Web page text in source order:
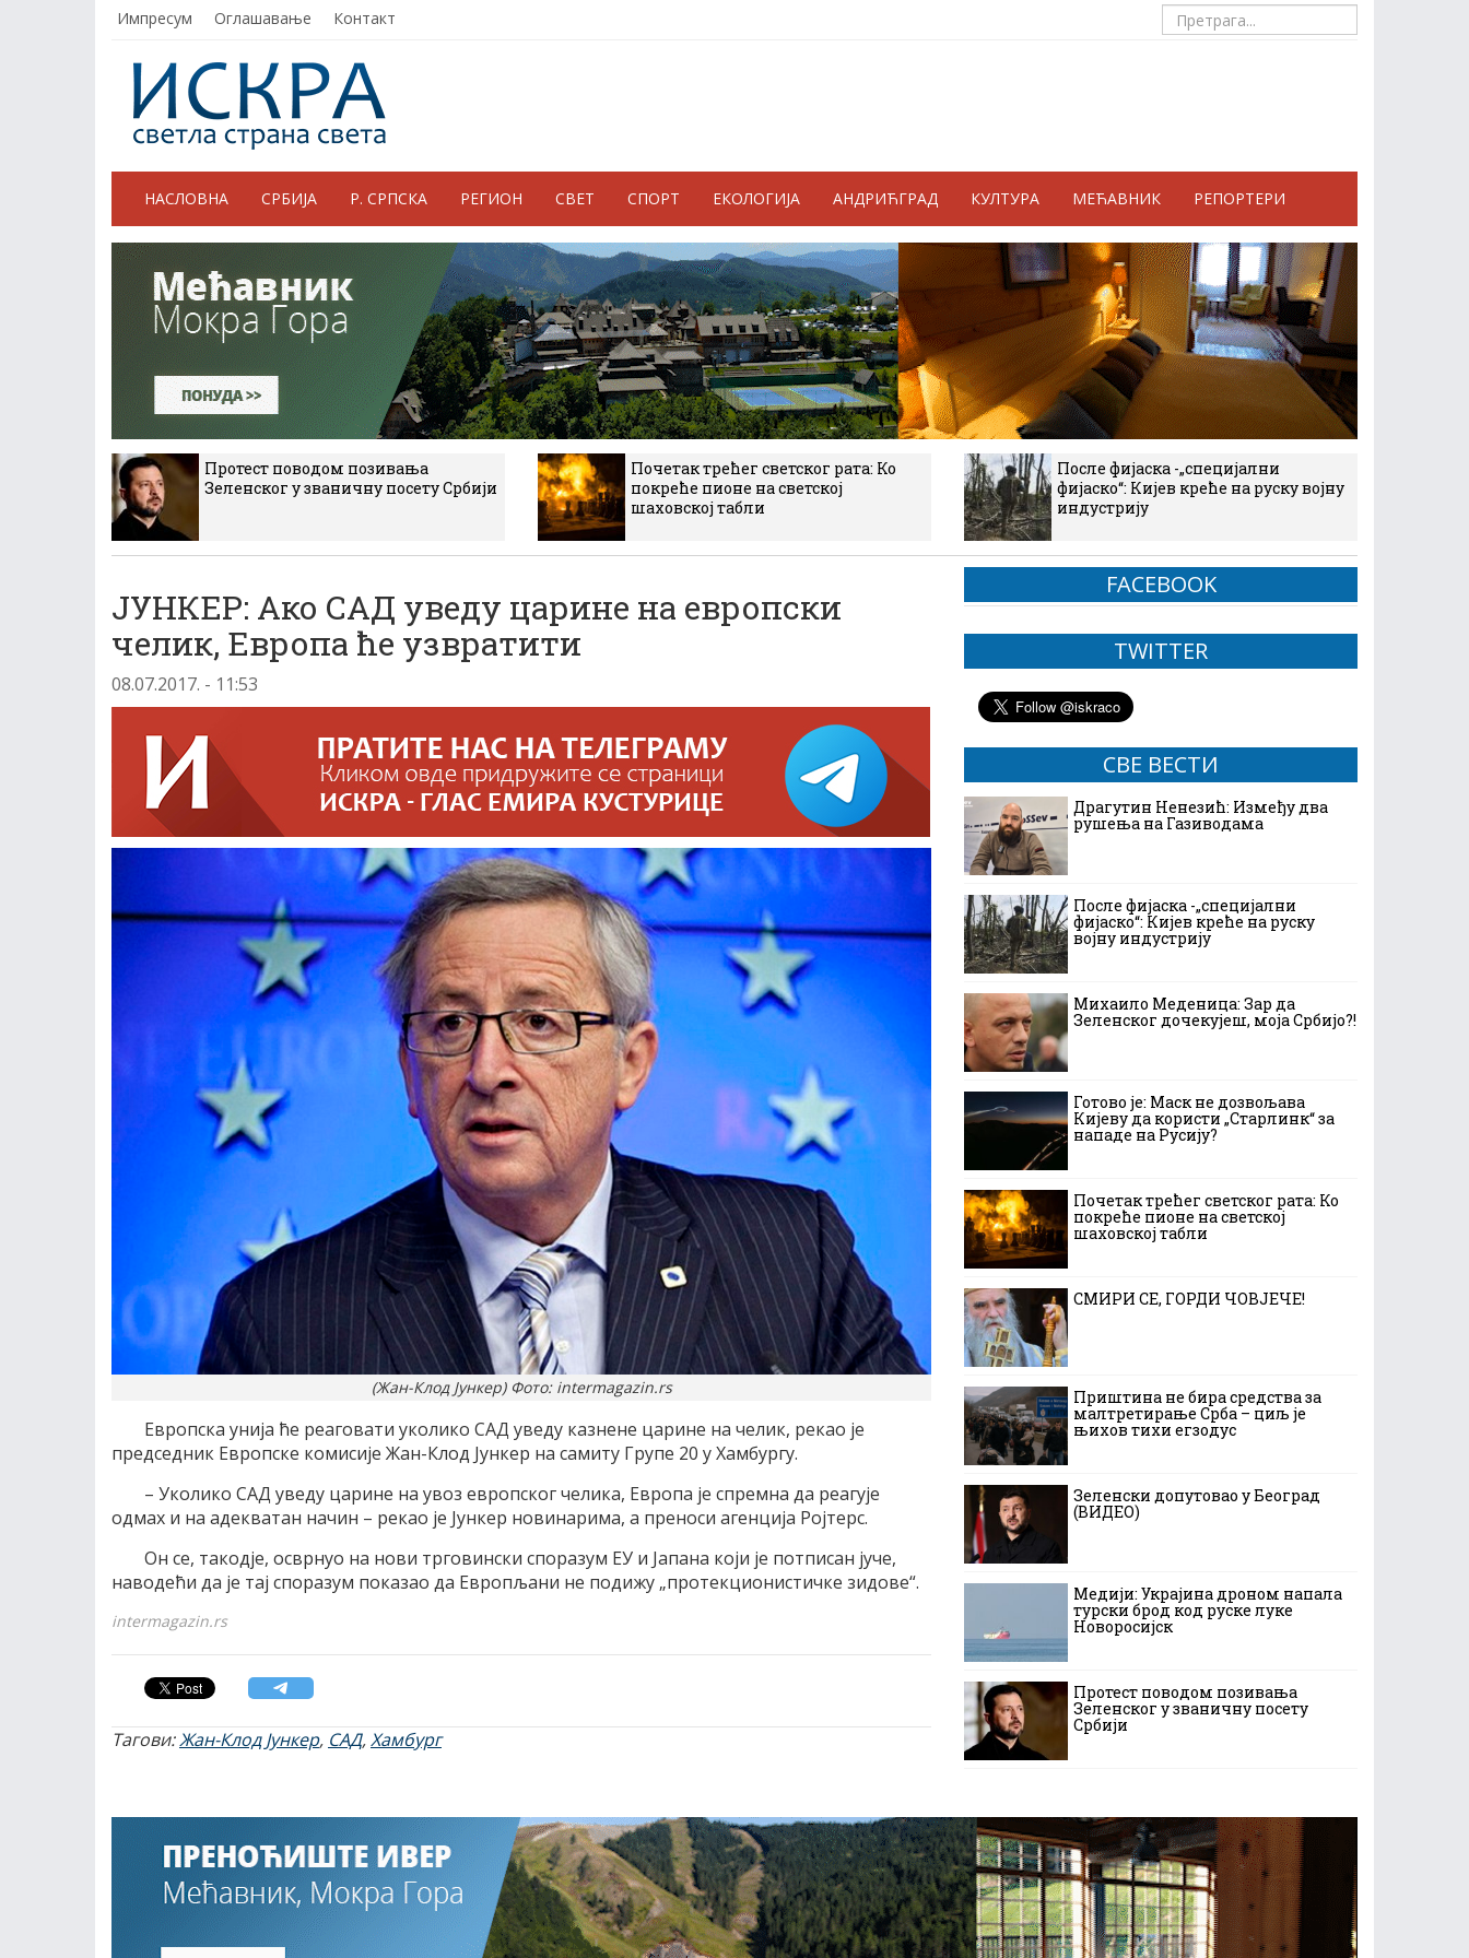
Импресум Оглашавање Контакт
НАСЛОВНА СРБИЈА Р. СРПСКА РЕГИОН СВЕТ СПОРТ ЕКОЛОГИЈА АНДРИЋГРАД КУЛТУРА МЕЋАВНИК РЕПОРТЕРИ
Протест поводом позивања
Зеленског у званичну посету Србији
Почетак трећег светског рата: Ко
покреће пионе на светској
шаховској табли
После фијаска -„специјални
фијаско“: Кијев креће на руску војну
индустрију
ЈУНКЕР: Ако САД уведу царине на европски
челик, Европа ће узвратити
08.07.2017. - 11:53
(Жан-Клод Јункер) Фото: intermagazin.rs
Европска унија ће реаговати уколико САД уведу казнене царине на челик, рекао је
председник Европске комисије Жан-Клод Јункер на самиту Групе 20 у Хамбургу.
– Уколико САД уведу царине на увоз европског челика, Европа је спремна да реагује
одмах и на адекватан начин – рекао је Јункер новинарима, а преноси агенција Ројтерс.
Он се, такодје, осврнуо на нови трговински споразум ЕУ и Јапана који је потписан јуче,
наводећи да је тај споразум показао да Европљани не подижу „протекционистичке зидове“.
intermagazin.rs
Тагови:Жан-Клод Јункер, САД,Хамбург
FACEBOOK
TWITTER
СВЕ ВЕСТИ
Драгутин Ненезић: Између два
рушења на Газиводама
После фијаска -„специјални
фијаско“: Кијев креће на руску
војну индустрију
Михаило Меденица: Зар да
Зеленског дочекујеш, моја Србијо?!
Готово је: Маск не дозвољава
Кијеву да користи „Старлинк“ за
нападе на Русију?
Почетак трећег светског рата: Ко
покреће пионе на светској
шаховској табли
СМИРИ СЕ, ГОРДИ ЧОВЈЕЧЕ!
Приштина не бира средства за
малтретирање Срба – циљ је
њихов тихи егзодус
Зеленски допутовао у Београд
(ВИДЕО)
Медији: Украјина дроном напала
турски брод код руске луке
Новоросијск
Протест поводом позивања
Зеленског у званичну посету
Србији